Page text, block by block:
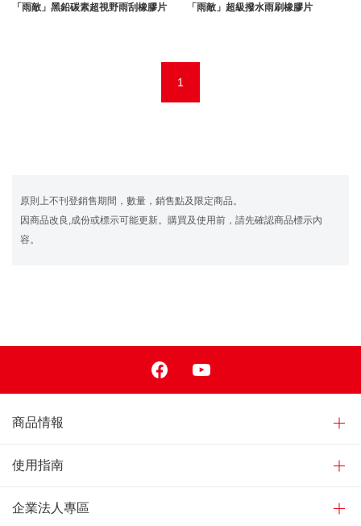
「雨敵」黑鉛碳素超視野雨刮橡膠片 「雨敵」超級撥水雨刷橡膠片
1
原則上不刊登銷售期間，數量，銷售點及限定商品。
因商品改良,成份或標示可能更新。購買及使用前，請先確認商品標示內
容。
商品情報
使用指南
企業法人專區